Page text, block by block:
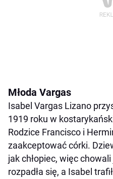
Młoda Vargas
Isabel Vargas Lizano
1919 roku w
Rodzice Francisco i
zaakceptować córki.
jak chłopiec, więc
rozpadła się, a Isabel